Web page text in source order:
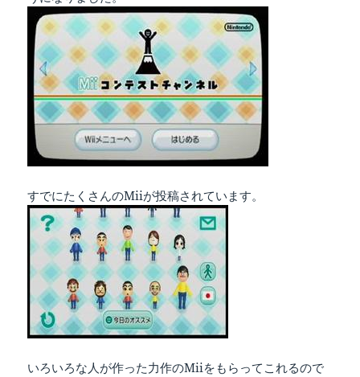
すでにたくさんのMiiが投稿されています。
いろいろな人が作った力作のMiiをもらってこれるので